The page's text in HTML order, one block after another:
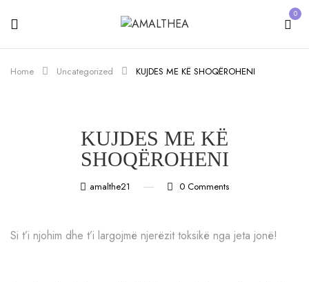
0
Home Uncategorized KUJDES ME KË SHOQËROHENI
KUJDES ME KË
SHOQËROHENI
amalthe21 0 Comments
Si t’i njohim dhe t’i largojmë njerëzit toksikë nga jeta jonë!